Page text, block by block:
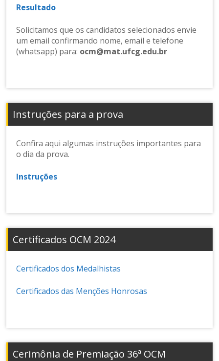
Resultado
Solicitamos que os candidatos selecionados envie
um email confirmando nome, email e telefone
(whatsapp) para: ocm@mat.ufcg.edu.br
Instruções para a prova
Confira aqui algumas instruções importantes para
o dia da prova.
Instruções
Certificados OCM 2024
Certificados dos Medalhistas
Certificados das Menções Honrosas
Cerimônia de Premiação 36ª OCM